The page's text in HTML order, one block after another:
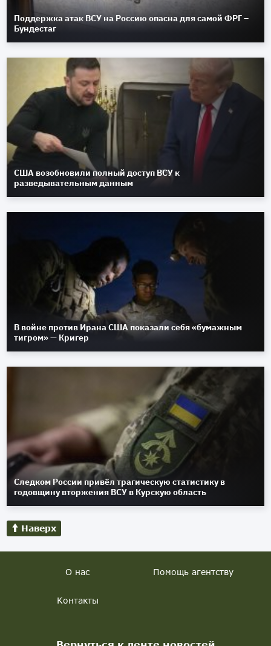
Поддержка атак ВСУ на Россию опасна для самой ФРГ –
Бундестаг
США возобновили полный доступ ВСУ к
разведывательным данным
В войне против Ирана США показали себя «бумажным
тигром» — Кригер
Следком России привёл трагическую статистику в
годовщину вторжения ВСУ в Курскую область
Наверх
О нас Помощь агентству
Контакты